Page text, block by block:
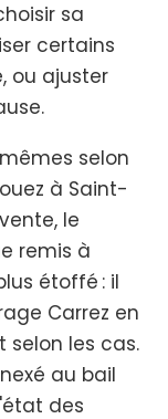
sa
certains
ou ajuster
selon
à Saint-
le
remis à
étoffé : il
Carrez en
selon les cas.
au bail
des